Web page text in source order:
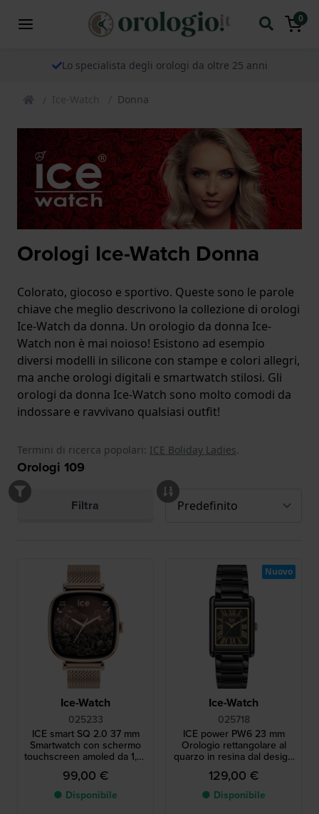
0
Lo specialista degli orologi da oltre 25 anni
Ice-Watch Donna
Orologi Ice-Watch Donna
Colorato, giocoso e sportivo. Queste sono le parole
chiave che meglio descrivono la collezione di orologi
Ice-Watch da donna. Un orologio da donna Ice-
Watch non è mai noioso! Esistono ad esempio
diversi modelli in silicone con stampe e colori allegri,
ma anche orologi digitali e smartwatch stilosi. Gli
orologi da donna Ice-Watch sono molto comodi da
indossare e ravvivano qualsiasi outfit!
Termini di ricerca popolari: ICE Boliday Ladies.
Orologi 109
Filtra
Ice-Watch
025233
ICE smart SQ 2.0 37 mm
Smartwatch con schermo
touchscreen amoled da 1,70
pollici
99,00 €
● Disponibile
Ice-Watch
025718
ICE power PW6 23 mm
Orologio rettangolare al
quarzo in resina dal design
vintage con indici romani
129,00 €
● Disponibile
Nuovo